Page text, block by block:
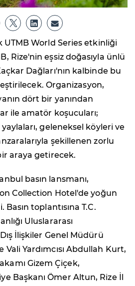
World Series etkinliği
Rize'nin eşsiz doğasıyla ünlü
Dağları'nın kalbinde bu
Organizasyon,
dört bir yanından
ile amatör koşucuları;
geleneksel köyleri ve
şekillenen zorlu
araya getirecek.
basın lansmanı,
Collection Hotel'de yoğun
Basın toplantısına T.C.
Uluslararası
İlişkiler Genel Müdürü
Yardımcısı Abdullah Kurt,
Gizem Çiçek,
Başkanı Ömer Altun, Rize İl